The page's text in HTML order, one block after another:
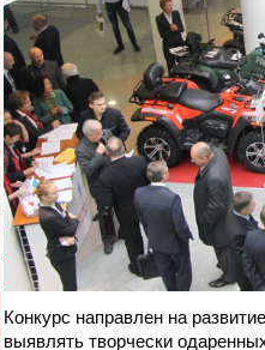
Конкурс направлен на
выявлять творчески